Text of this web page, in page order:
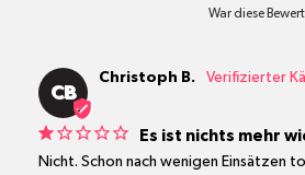
War diese
CB
Christoph B.
Es ist nichts mehr
Nicht. Schon nach wenigen Einsätzen